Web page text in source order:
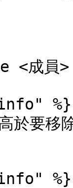
<成員>
%}
於要移
%}